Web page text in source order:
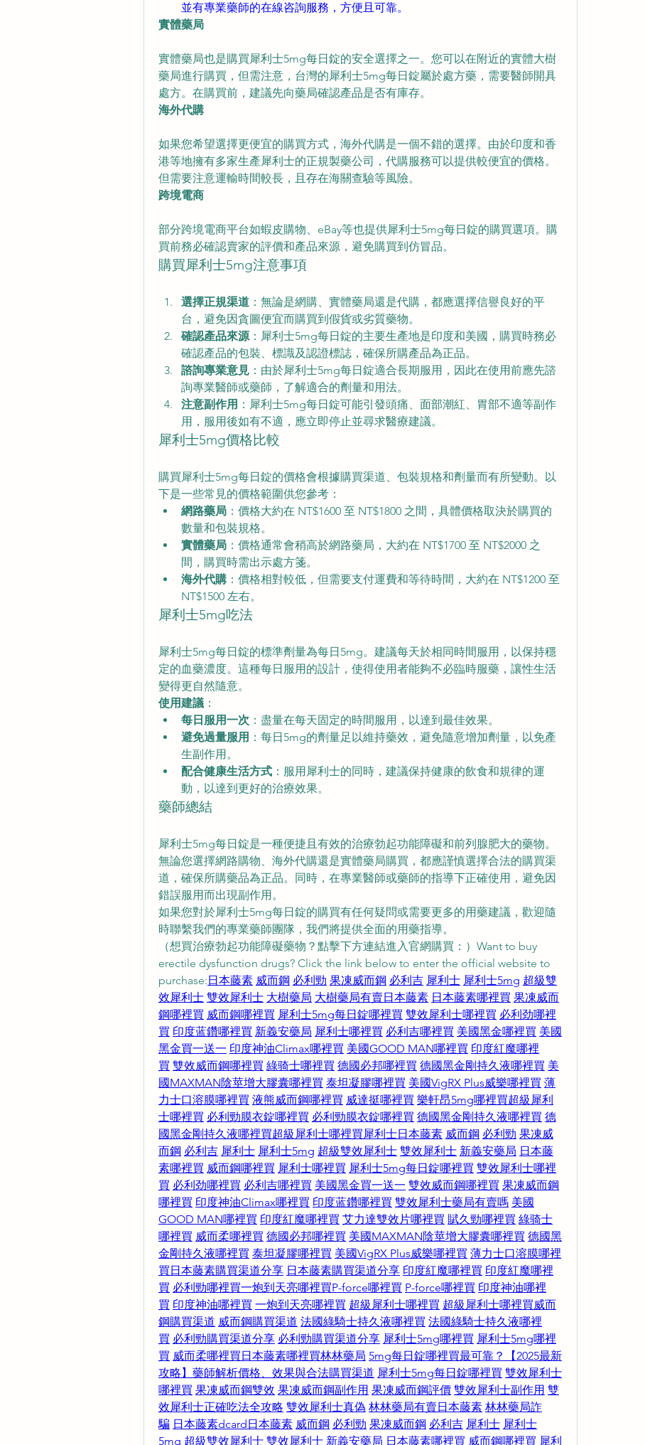
並有專業藥師的在線咨詢服務，方便且可靠。
實體藥局
實體藥局也是購買犀利士5mg每日錠的安全選擇之一。您可以在附近的實體大樹
藥局進行購買，但需注意，台灣的犀利士5mg每日錠屬於處方藥，需要醫師開具
處方。在購買前，建議先向藥局確認產品是否有庫存。
海外代購
如果您希望選擇更便宜的購買方式，海外代購是一個不錯的選擇。由於印度和香
港等地擁有多家生產犀利士的正規製藥公司，代購服務可以提供較便宜的價格。
但需要注意運輸時間較長，且存在海關查驗等風險。
跨境電商
部分跨境電商平台如蝦皮購物、eBay等也提供犀利士5mg每日錠的購買選項。購
買前務必確認賣家的評價和產品來源，避免購買到仿冒品。
購買犀利士5mg注意事項
選擇正規渠道 ：無論是網購、實體藥局還是代購，都應選擇信譽良好的平
台，避免因貪圖便宜而購買到假貨或劣質藥物。
確認產品來源：犀利士5mg每日錠的主要生產地是印度和美國，購買時務必
確認產品的包裝、標識及認證標誌，確保所購產品為正品。
諮詢專業意見 ：由於犀利士5mg每日錠適合長期服用，因此在使用前應先諮
詢專業醫師或藥師，了解適合的劑量和用法。
注意副作用 ：犀利士5mg每日錠可能引發頭痛、面部潮紅、胃部不適等副作
用，服用後如有不適，應立即停止並尋求醫療建議。
犀利士5mg價格比較
購買犀利士5mg每日錠的價格會根據購買渠道、包裝規格和劑量而有所變動。以
下是一些常見的價格範圍供您參考：
網路藥局 ：價格大約在 NT$1600 至 NT$1800 之間，具體價格取決於購買的
數量和包裝規格。
實體藥局 ：價格通常會稍高於網路藥局，大約在 NT$1700 至 NT$2000 之
間，購買時需出示處方箋。
海外代購 ：價格相對較低，但需要支付運費和等待時間，大約在 NT$1200 至
NT$1500 左右。
犀利士5mg吃法
犀利士5mg每日錠的標準劑量為每日5mg。建議每天於相同時間服用，以保持穩
定的血藥濃度。這種每日服用的設計，使得使用者能夠不必臨時服藥，讓性生活
變得更自然隨意。
使用建議 ：
每日服用一次 ：盡量在每天固定的時間服用，以達到最佳效果。
避免過量服用 ：每日5mg的劑量足以維持藥效，避免隨意增加劑量，以免產
生副作用。
配合健康生活方式 ：服用犀利士的同時，建議保持健康的飲食和規律的運
動，以達到更好的治療效果。
藥師總結
犀利士5mg每日錠是一種便捷且有效的治療勃起功能障礙和前列腺肥大的藥物。
無論您選擇網路購物、海外代購還是實體藥局購買，都應謹慎選擇合法的購買渠
道，確保所購藥品為正品。同時，在專業醫師或藥師的指導下正確使用，避免因
錯誤服用而出現副作用。
如果您對於犀利士5mg每日錠的購買有任何疑問或需要更多的用藥建議，歡迎隨
時聯繫我們的專業藥師團隊，我們將提供全面的用藥指導。
（想買治療勃起功能障礙藥物？點擊下方連結進入官網購買：）Want to buy
erectile dysfunction drugs? Click the link below to enter the official website to
purchase:日本藤素 威而鋼 必利勁 果凍威而鋼 必利吉 犀利士 犀利士5mg 超級雙
效犀利士 雙效犀利士 大樹藥局 大樹藥局有賣日本藤素 日本藤素哪裡買 果凍威而
鋼哪裡買 威而鋼哪裡買 犀利士5mg每日錠哪裡買 雙效犀利士哪裡買 必利劲哪裡
買 印度蓝鑽哪裡買 新義安藥局 犀利士哪裡買 必利吉哪裡買 美國黑金哪裡買 美國
黑金買一送一 印度神油Climax哪裡買 美國GOOD MAN哪裡買 印度紅魔哪裡
買 雙效威而鋼哪裡買 綠骑士哪裡買 德國必邦哪裡買 德國黑金剛持久液哪裡買 美
國MAXMAN陰莖增大膠囊哪裡買 泰坦凝膠哪裡買 美國VigRX Plus威樂哪裡買 薄
力士口溶膜哪裡買 液熊威而鋼哪裡買 威達挺哪裡買 樂軒昂5mg哪裡買超級犀利
士哪裡買 必利勁膜衣錠哪裡買 必利勁膜衣錠哪裡買 德國黑金剛持久液哪裡買 德
國黑金剛持久液哪裡買超級犀利士哪裡買犀利士日本藤素 威而鋼 必利勁 果凍威
而鋼 必利吉 犀利士 犀利士5mg 超級雙效犀利士 雙效犀利士 新義安藥局 日本藤
素哪裡買 威而鋼哪裡買 犀利士哪裡買 犀利士5mg每日錠哪裡買 雙效犀利士哪裡
買 必利劲哪裡買 必利吉哪裡買 美國黑金買一送一 雙效威而鋼哪裡買 果凍威而鋼
哪裡買 印度神油Climax哪裡買 印度蓝鑽哪裡買 雙效犀利士藥局有賣嗎 美國
GOOD MAN哪裡買 印度紅魔哪裡買 艾力達雙效片哪裡買 賦久勁哪裡買 綠骑士
哪裡買 威而柔哪裡買 德國必邦哪裡買 美國MAXMAN陰莖增大膠囊哪裡買 德國黑
金剛持久液哪裡買 泰坦凝膠哪裡買 美國VigRX Plus威樂哪裡買 薄力士口溶膜哪裡
買日本藤素購買渠道分享 日本藤素購買渠道分享 印度紅魔哪裡買 印度紅魔哪裡
買 必利勁哪裡買一炮到天亮哪裡買P-force哪裡買 P-force哪裡買 印度神油哪裡
買 印度神油哪裡買 一炮到天亮哪裡買 超級犀利士哪裡買 超級犀利士哪裡買威而
鋼購買渠道 威而鋼購買渠道 法國綠騎士持久液哪裡買 法國綠騎士持久液哪裡
買 必利勁購買渠道分享 必利勁購買渠道分享 犀利士5mg哪裡買 犀利士5mg哪裡
買 威而柔哪裡買日本藤素哪裡買林林藥局 5mg每日錠哪裡買最可靠？【2025最新
攻略】藥師解析價格、效果與合法購買渠道 犀利士5mg每日錠哪裡買 雙效犀利士
哪裡買 果凍威而鋼雙效 果凍威而鋼副作用 果凍威而鋼評價 雙效犀利士副作用 雙
效犀利士正確吃法全攻略 雙效犀利士真偽 林林藥局有賣日本藤素 林林藥局詐
騙 日本藤素dcard日本藤素 威而鋼 必利勁 果凍威而鋼 必利吉 犀利士 犀利士
5mg 超級雙效犀利士 雙效犀利士 新義安藥局 日本藤素哪裡買 威而鋼哪裡買 犀利